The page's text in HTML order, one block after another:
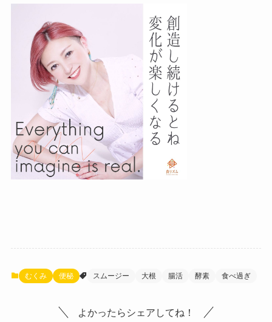
むくみ 便秘 スムージー 大根 腸活 酵素 食べ過ぎ
よかったらシェアしてね！